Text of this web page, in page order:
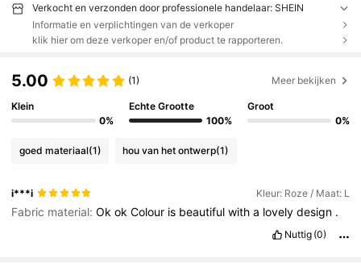
Verkocht en verzonden door professionele handelaar: SHEIN
Informatie en verplichtingen van de verkoper
klik hier om deze verkoper en/of product te rapporteren.
5.00 (1) Meer bekijken
Klein
0%
Echte Grootte
100%
Groot
0%
goed materiaal(1) hou van het ontwerp(1)
i***i Kleur: Roze / Maat: L
Fabric material:OkokColour is beautifulwitha lovelydesign .
Nuttig (0)